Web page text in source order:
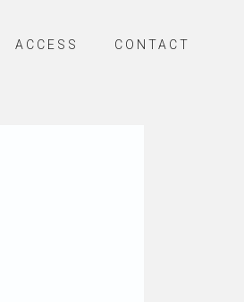
ACCESS CONTACT